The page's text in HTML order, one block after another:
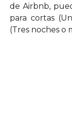
de Airbnb,
para cortas
(Tres noches o